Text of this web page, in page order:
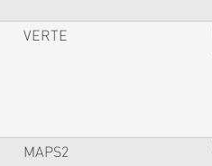
VERTE
MAPS2